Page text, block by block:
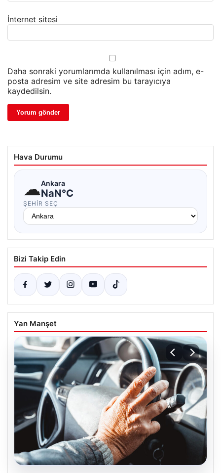
İnternet sitesi
Daha sonraki yorumlarımda kullanılması için adım, e-
posta adresim ve site adresim bu tarayıcıya
kaydedilsin.
Hava Durumu
☁Ankara
NaN°C
ŞEHIR SEÇ
Bizi Takip Edin
Yan Manşet